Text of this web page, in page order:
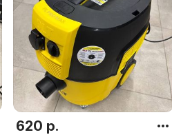
620 р.